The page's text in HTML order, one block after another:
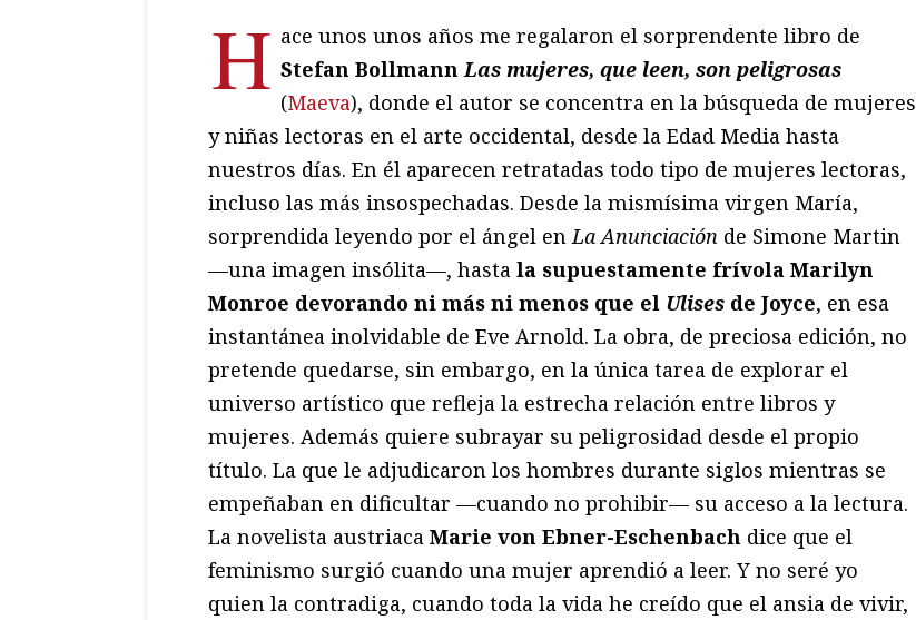
H ace unos unos años me regalaron el sorprendente libro de
Stefan BollmannLas mujeres, que leen, son peligrosas
(Maeva), donde el autor se concentra en la búsqueda de mujeres
y niñas lectoras en el arte occidental, desde la Edad Media hasta
nuestros días. En él aparecen retratadas todo tipo de mujeres lectoras,
incluso las más insospechadas. Desde la mismísima virgen María,
sorprendida leyendo por el ángel enLa Anunciación de Simone Martin
—una imagen insólita—, hasta la supuestamente frívola Marilyn
Monroe devorando ni más ni menos que el Ulises de Joyce, en esa
instantánea inolvidable de Eve Arnold. La obra, de preciosa edición, no
pretende quedarse, sin embargo, en la única tarea de explorar el
universo artístico que refleja la estrecha relación entre libros y
mujeres. Además quiere subrayar su peligrosidad desde el propio
título. La que le adjudicaron los hombres durante siglos mientras se
empeñaban en dificultar —cuando no prohibir— su acceso a la lectura.
La novelista austriaca Marie von Ebner-Eschenbach dice que el
feminismo surgió cuando una mujer aprendió a leer. Y no seré yo
quien la contradiga, cuando toda la vida he creído que el ansia de vivir,